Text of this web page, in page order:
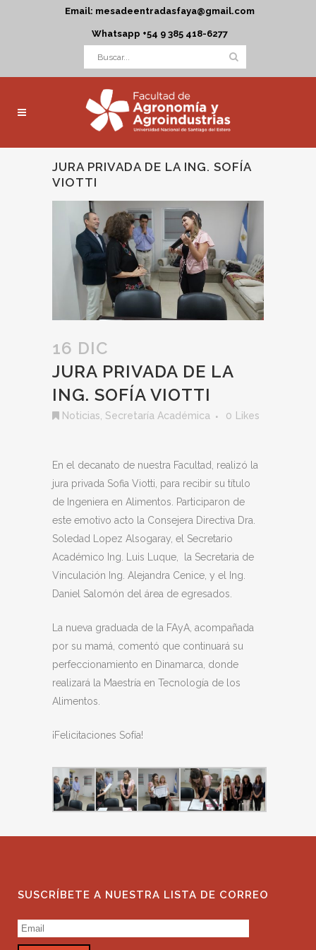
Email: mesadeentradasfaya@gmail.com
Whatsapp +54 9 385 418-6277
JURA PRIVADA DE LA ING. SOFÍA
VIOTTI
16 DIC
JURA PRIVADA DE LA
ING. SOFÍA VIOTTI
Noticias Secretaría Académica 0 Likes
En el decanato de nuestra Facultad, realizó la
jura privada Sofia Viotti, para recibir su título
de Ingeniera en Alimentos. Participaron de
este emotivo acto la Consejera Directiva Dra.
Soledad Lopez Alsogaray, el Secretario
Académico Ing. Luis Luque, la Secretaria de
Vinculación Ing. Alejandra Cenice, y el Ing.
Daniel Salomón del área de egresados.
La nueva graduada de la FAyA, acompañada
por su mamá, comentó que continuará su
perfeccionamiento en Dinamarca, donde
realizará la Maestría en Tecnología de los
Alimentos.
¡Felicitaciones Sofía!
SUSCRÍBETE A NUESTRA LISTA DE CORREO